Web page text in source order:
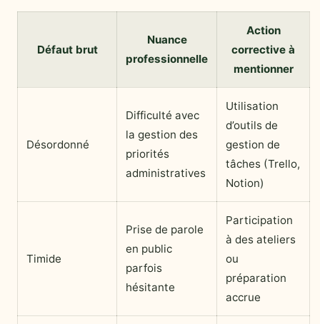
Défaut brut
Nuance
professionnelle
Action
corrective à
mentionner
Désordonné
Difficulté avec
la gestion des
priorités
administratives
Utilisation
d’outils de
gestion de
tâches (Trello,
Notion)
Timide
Prise de parole
en public
parfois
hésitante
Participation
à des ateliers
ou
préparation
accrue